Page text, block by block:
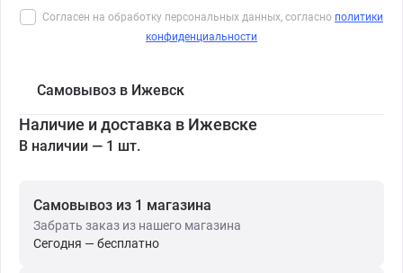
Согласен на обработку персональных данных, согласно политики
конфиденциальности
Самовывоз в Ижевск
Наличие и доставка в Ижевске
В наличии — 1 шт.
Самовывоз из 1 магазина
Забрать заказ из нашего магазина
Сегодня — бесплатно